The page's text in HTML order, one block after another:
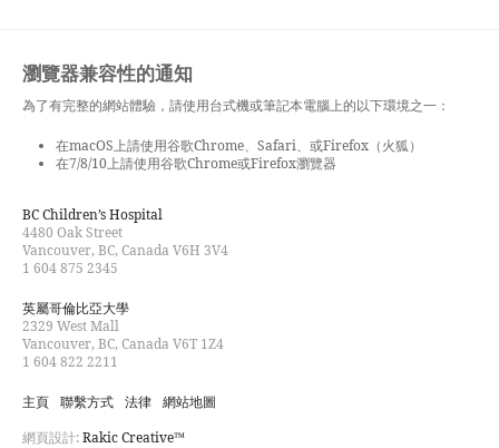
瀏覽器兼容性的通知
為了有完整的網站體驗，請使用台式機或筆記本電腦上的以下環境之一：
在macOS上請使用谷歌Chrome、Safari、或Firefox（火狐）
在7/8/10上請使用谷歌Chrome或Firefox瀏覽器
BC Children’s Hospital
4480 Oak Street
Vancouver, BC, Canada V6H 3V4
1 604 875 2345
英屬哥倫比亞大學
2329 West Mall
Vancouver, BC, Canada V6T 1Z4
1 604 822 2211
主頁 聯繫方式 法律 網站地圖
網頁設計:Rakic Creative™